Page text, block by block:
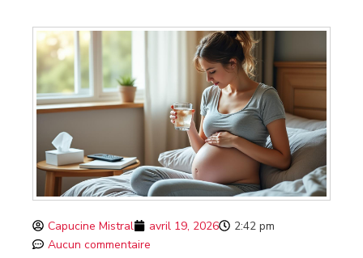
Capucine Mistral avril 19, 2026
2:42 pm
Aucun commentaire